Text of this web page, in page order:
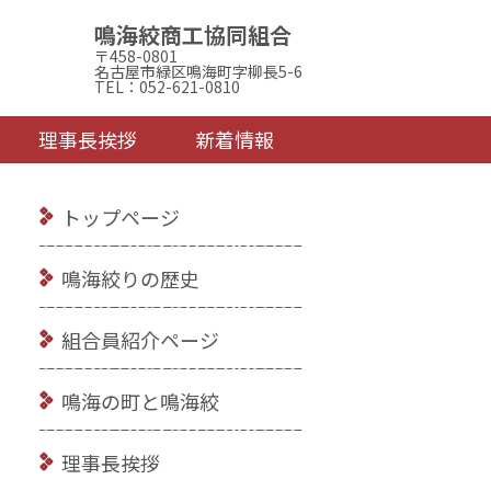
鳴海絞商工協同組合
〒458-0801
名古屋市緑区鳴海町字柳長5-6
TEL：052-621-0810
理事長挨拶 新着情報
トップページ
鳴海絞りの歴史
組合員紹介ページ
鳴海の町と鳴海絞
理事長挨拶